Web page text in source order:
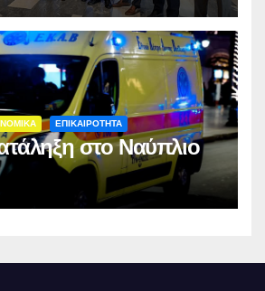
ΕΠΙΚΑΙΡΟΤΗΤΑ
στο Ναύπλιο